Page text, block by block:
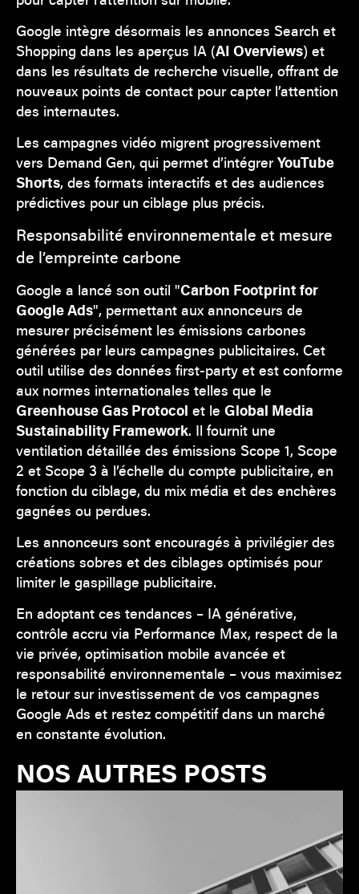
Google intègre désormais les annonces Search et
Shopping dans les aperçus IA (AI Overviews) et
dans les résultats de recherche visuelle, offrant de
nouveaux points de contact pour capter l’attention
des internautes.
Les campagnes vidéo migrent progressivement
vers Demand Gen, qui permet d’intégrerYouTube
Shorts, des formats interactifs et des audiences
prédictives pour un ciblage plus précis.
Responsabilité environnementale et mesure
de l’empreinte carbone
Google a lancé son outil "Carbon Footprint for
Google Ads", permettant aux annonceurs de
mesurer précisément les émissions carbones
générées par leurs campagnes publicitaires. Cet
outil utilise des données first-party et est conforme
aux normes internationales telles que le
Greenhouse Gas Protocol et le Global Media
Sustainability Framework. Il fournit une
ventilation détaillée des émissions Scope 1, Scope
2 et Scope 3 à l’échelle du compte publicitaire, en
fonction du ciblage, du mix média et des enchères
gagnées ou perdues.
Les annonceurs sont encouragés à privilégier des
créations sobres et des ciblages optimisés pour
limiter le gaspillage publicitaire.
En adoptant ces tendances – IA générative,
contrôle accru via Performance Max, respect de la
vie privée, optimisation mobile avancée et
responsabilité environnementale – vous maximisez
le retour sur investissement de vos campagnes
Google Ads et restez compétitif dans un marché
en constante évolution.
NOS AUTRES POSTS